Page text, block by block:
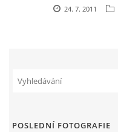
24. 7. 2011
POSLEDNÍ FOTOGRAFIE